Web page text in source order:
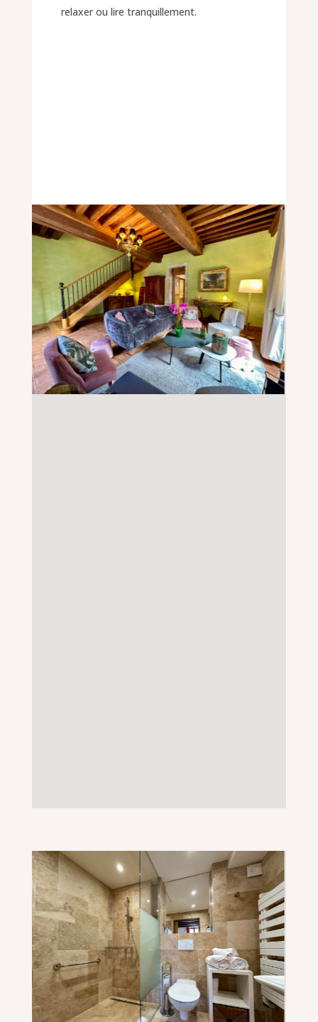
relaxer ou lire tranquillement.